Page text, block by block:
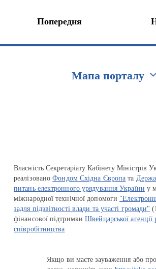
Попередня
Мапа порталу
Власність Секретаріату Кабінету Міністрів
реалізованоФондом Східна Європа та
питань електронного урядування України у
міжнародної технічної допомоги
задля підзвітності влади та участі громади"
фінансової підтримкиШвейцарської агенції
співробітництва
Якщо ви маєте зауваження або